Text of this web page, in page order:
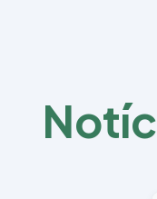
Notíc